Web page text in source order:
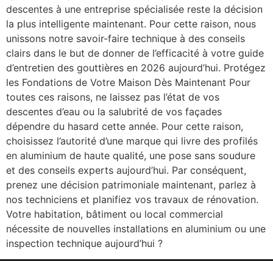
descentes à une entreprise spécialisée reste la décision
la plus intelligente maintenant. Pour cette raison, nous
unissons notre savoir-faire technique à des conseils
clairs dans le but de donner de l’efficacité à votre guide
d’entretien des gouttières en 2026 aujourd’hui. Protégez
les Fondations de Votre Maison Dès Maintenant Pour
toutes ces raisons, ne laissez pas l’état de vos
descentes d’eau ou la salubrité de vos façades
dépendre du hasard cette année. Pour cette raison,
choisissez l’autorité d’une marque qui livre des profilés
en aluminium de haute qualité, une pose sans soudure
et des conseils experts aujourd’hui. Par conséquent,
prenez une décision patrimoniale maintenant, parlez à
nos techniciens et planifiez vos travaux de rénovation.
Votre habitation, bâtiment ou local commercial
nécessite de nouvelles installations en aluminium ou une
inspection technique aujourd’hui ?